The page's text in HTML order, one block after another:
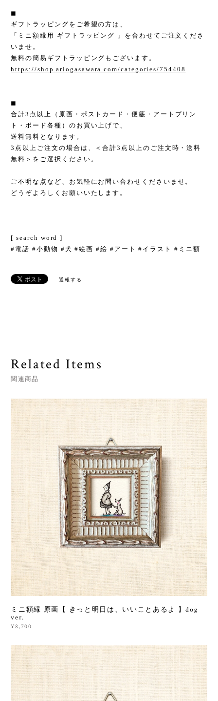
◼︎
ギフトラッピングをご希望の方は、
「ミニ額縁用 ギフトラッピング 」を合わせてご注文くださ
いませ。
無料の簡易ギフトラッピングもございます。
https://shop.ariogasawara.com/categories/754408
◼︎
合計3点以上（原画・ポストカード・便箋・アートプリン
ト・ボード各種）のお買い上げで、
送料無料となります。
3点以上ご注文の場合は、＜合計3点以上のご注文時・送料
無料＞をご選択ください。
ご不明な点など、お気軽にお問い合わせくださいませ。
どうぞよろしくお願いいたします。
[ search word ]
#電話 #小動物 #犬 #絵画 #絵 #アート #イラスト #ミニ額
通報する
Related Items
関連商品
ミニ額縁 原画【 きっと明日は、いいことあるよ 】dog
ver.
¥8,700